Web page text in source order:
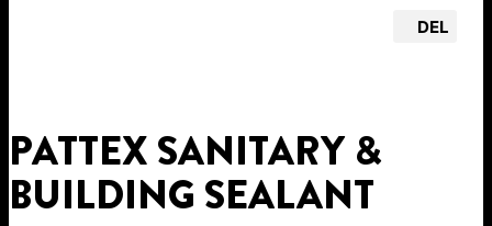
DEL
PATTEX SANITARY &
BUILDING SEALANT